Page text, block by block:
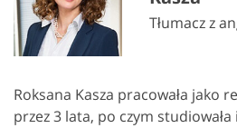
Tłumacz z
Roksana Kasza pracowała jako
przez 3 lata, po czym studiowała